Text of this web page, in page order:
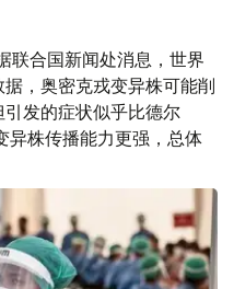
合国新闻处消息，世界
，奥密克戎变异株可能削
发的症状似乎比德尔
异株传播能力更强，总体